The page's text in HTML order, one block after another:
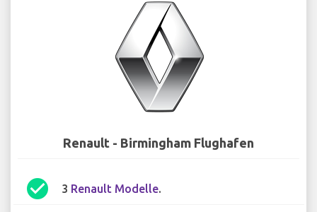
Renault - Birmingham Flughafen
check_circle 3 Renault Modelle.